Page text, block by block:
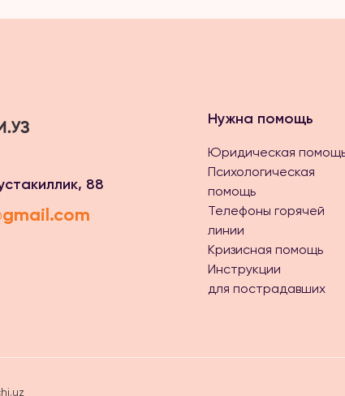
88
Нужна помощь
Юридическая
Психологическая
помощь
Телефоны горячей
линии
Кризисная помощь
Инструкции
для пострадавших